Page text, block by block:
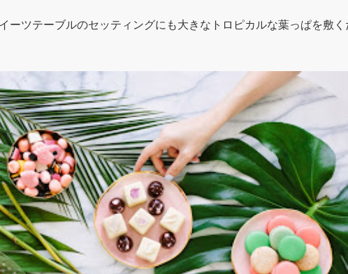
ーツテーブルのセッティングにも大きなトロピカルな葉っぱを敷